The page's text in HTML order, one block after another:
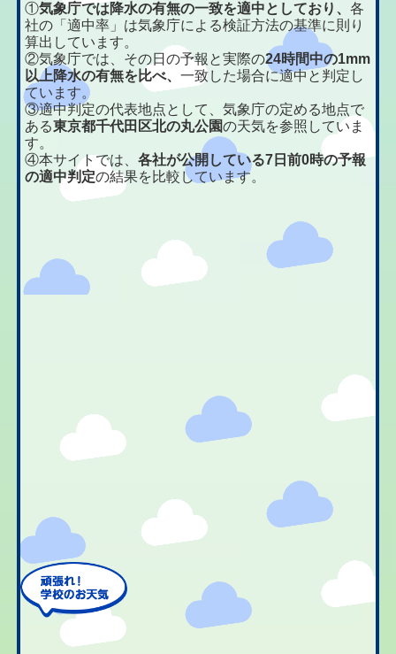
①気象庁では降水の有無の一致を適中としており、各
社の「適中率」は気象庁による検証方法の基準に則り
算出しています。
②気象庁では、その日の予報と実際の24時間中の1mm
以上降水の有無を比べ、一致した場合に適中と判定し
ています。
③適中判定の代表地点として、気象庁の定める地点で
ある東京都千代田区北の丸公園の天気を参照していま
す。
④本サイトでは、各社が公開している7日前0時の予報
の適中判定の結果を比較しています。